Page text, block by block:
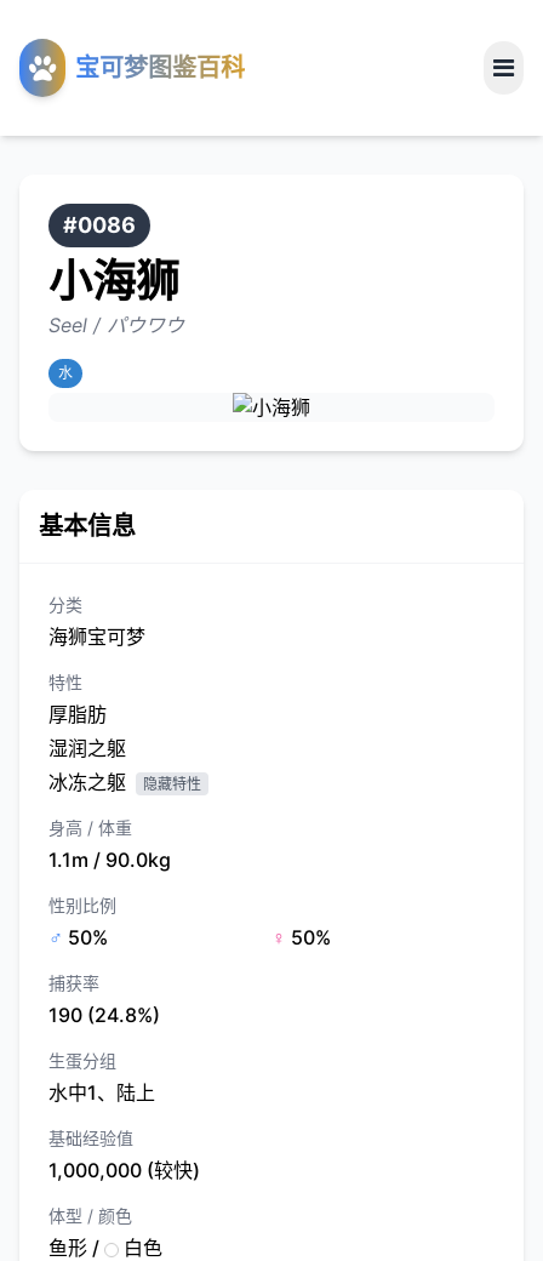
宝可梦图鉴百科
工具
关于
#0086
小海狮
Seel / パウワウ
水
基本信息
分类
海狮宝可梦
特性
厚脂肪
湿润之躯
冰冻之躯
隐藏特性
身高 / 体重
1.1m / 90.0kg
性别比例
♂ 50% ♀ 50%
捕获率
190 (24.8%)
生蛋分组
水中1、陆上
基础经验值
1,000,000 (较快)
体型 / 颜色
鱼形 / 白色